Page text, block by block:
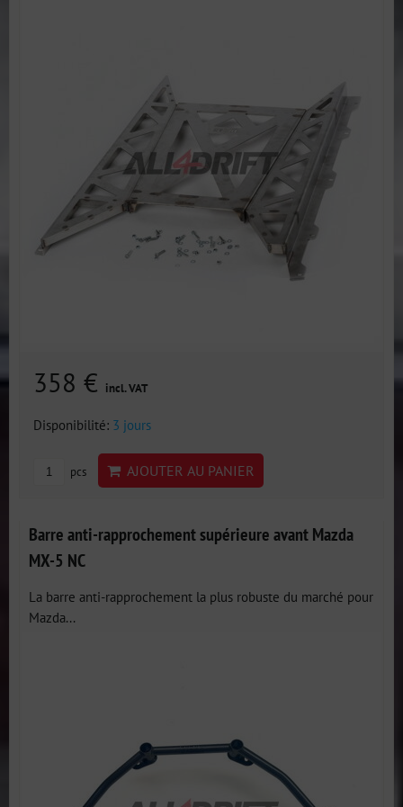
358 € incl. VAT
Disponibilité: 3 jours
pcs AJOUTER AU PANIER
Barre anti-rapprochement supérieure avant Mazda
MX-5 NC
La barre anti-rapprochement la plus robuste du marché pour
Mazda...